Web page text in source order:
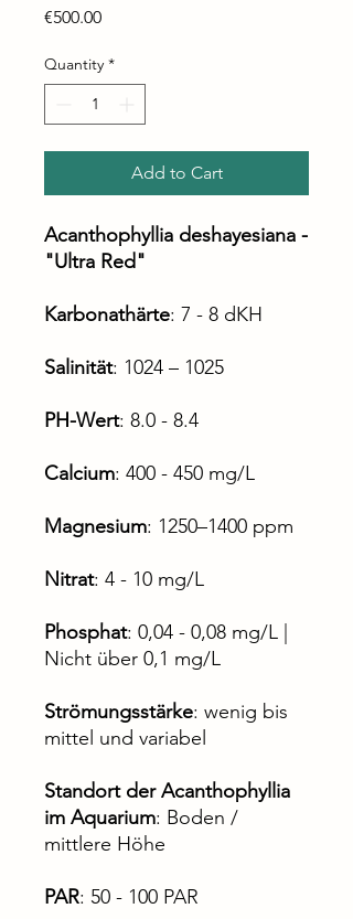
€500.00Price
Quantity *
Add to Cart
Acanthophyllia deshayesiana -
"Ultra Red"
Karbonathärte: 7 - 8 dKH
Salinität: 1024 – 1025
PH-Wert: 8.0 - 8.4
Calcium: 400 - 450 mg/L
Magnesium: 1250–1400 ppm
Nitrat: 4 - 10 mg/L
Phosphat: 0,04 - 0,08 mg/L |
Nicht über 0,1 mg/L
Strömungsstärke: wenig bis
mittel und variabel
Standort der Acanthophyllia
im Aquarium: Boden /
mittlere Höhe
PAR: 50 - 100 PAR